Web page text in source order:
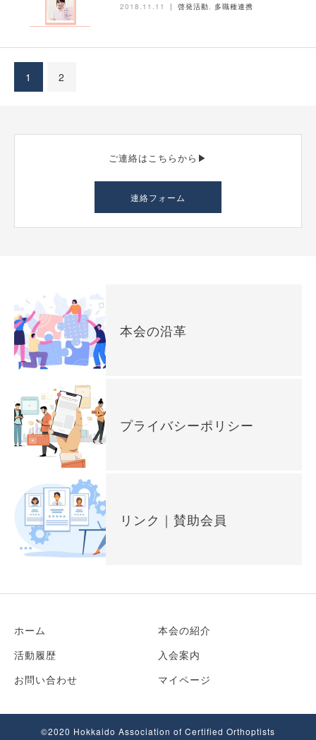
2018.11.11 啓発活動 多職種連携
1 2
ご連絡はこちらから▶︎
連絡フォーム
本会の沿革
プライバシーポリシー
リンク｜賛助会員
ホーム
本会の紹介
活動履歴
入会案内
お問い合わせ
マイページ
©2020 Hokkaido Association of Certified Orthoptists